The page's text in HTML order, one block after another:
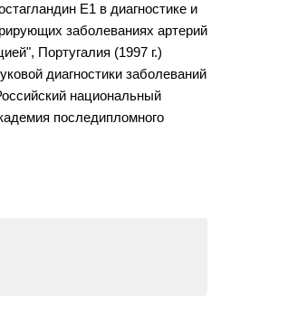
Е1 в диагностике и
заболеваниях артерий
Португалия (1997 г.)
диагностики заболеваний
национальный
последипломного